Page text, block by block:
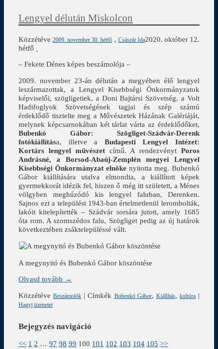
Lengyel délután Miskolcon
Közzétéve2009. november 30. hétfő , Császár Ida2020. október 12.
hétfő
– Fekete Dénes képes beszámolója –
2009. november 23-án délután a megyében élő lengyel
leszármazottak, a Lengyel Kisebbségi Önkormányzatok
képviselői, szögligetiek, a Doni Bajtársi Szövetség, a Volt
Hadifoglyok Szövetségének tagjai és szép számú
érdeklődő tisztelte meg a Művészetek Házának Galériáját,
melynek képcsarnokában két tárlat várta az érdeklődőket,
Bubenkó Gábor: Szögliget-Szádvár-Derenk
fotókiállítása, illetve a Budapesti Lengyel Intézet:
Kortárs lengyel művészetcímű. A rendezvényt Poros
Andrásné, a Borsod-Abaúj-Zemplén megyei Lengyel
Kisebbségi Önkormányzat elnöke nyitotta meg. Bubenkó
Gábor kiállítására utalva elmondta, a kiállított képek
gyermekkorát idézik fel, hiszen ő még itt született, a Ménes
völgyben meghúzódó kis lengyel faluban, Derenken.
Sajnos ezt a települést 1943-ban értelmetlenül lerombolták,
lakóit kitelepítették – Szádvár sorsára jutott, amely 1685
óta rom. A szomszédos falu, Szögliget pedig az új határok
következtében zsáktelepüléssé vált.
A megynyitó és Bubenkó Gábor köszöntése
Olvasd tovább →
Közzétéve Beszámolók |Címkék Bubenkó Gábor, Kiállítás, kultúra|
Hagyj üzenetet
Bejegyzés navigáció
<< 1 2 … 97 98 99 100 101 102 103 104 105 >>